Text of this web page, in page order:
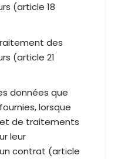
(article 18
des
(article 21
données que
lorsque
de traitements
leur
contrat (article